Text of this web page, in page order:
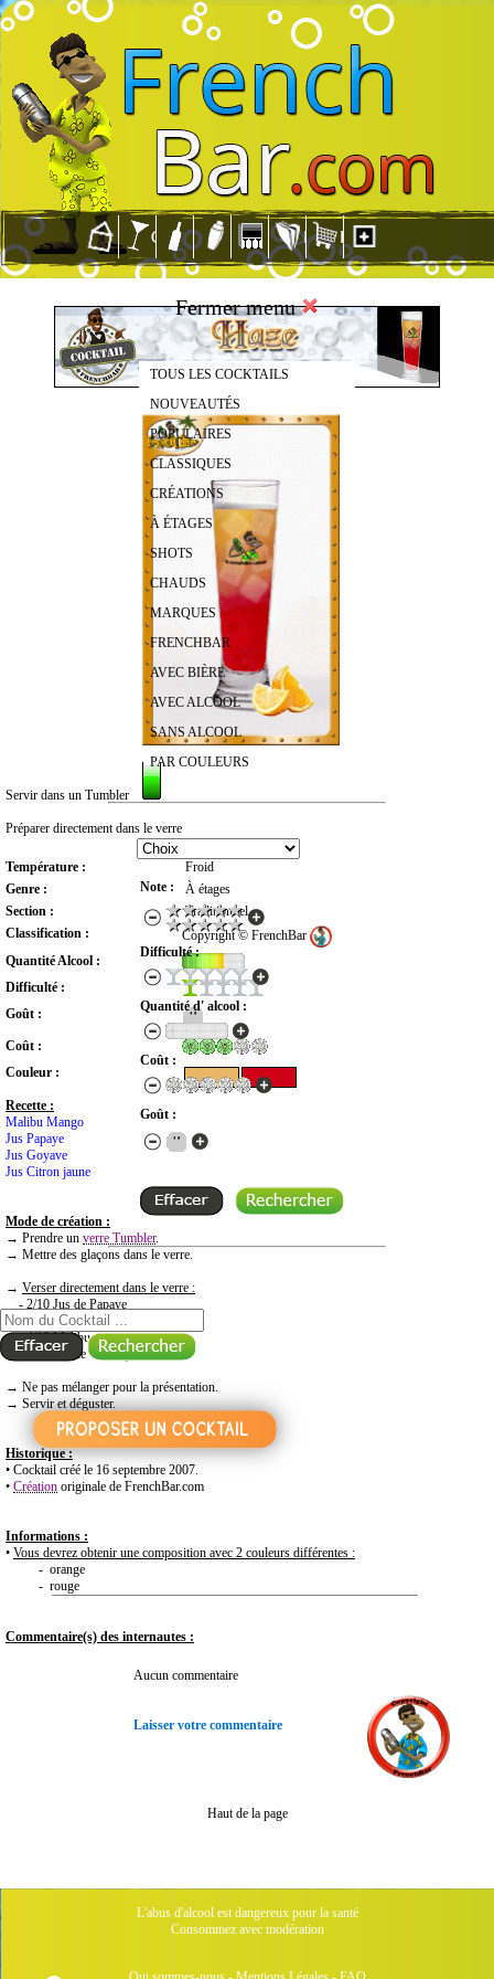
Fermer menu
TOUS LES COCKTAILS
NOUVEAUTÉS
POPULAIRES
CLASSIQUES
CRÉATIONS
À ÉTAGES
SHOTS
CHAUDS
MARQUES
FRENCHBAR
AVEC BIÈRE
AVEC ALCOOL
SANS ALCOOL
PAR COULEURS
Note :
Difficulté :
Quantité d' alcool :
Coût :
Goût :
Servir dans un Tumbler
Préparer directement dans le verre
Température :
Froid
Genre :
À étages
Section :
Traditionnel
Classification :
Copyright © FrenchBar
Quantité Alcool :
Difficulté :
Goût :
Coût :
Couleur :
Recette :
Malibu Mango
Jus Papaye
Jus Goyave
Jus Citron jaune
Mode de création :
→ Prendre un verre Tumbler.
→ Mettre des glaçons dans le verre.
→ Verser directement dans le verre :
- 2/10 Jus de Papaye
- 2/10 Jus de Goyave
- 4/10 Malibu
- 2/10 Jus de Citron jaune
→ Ne pas mélanger pour la présentation.
→ Servir et déguster.
Historique :
• Cocktail créé le 16 septembre 2007.
• Création originale de FrenchBar.com
Informations :
• Vous devrez obtenir une composition avec 2 couleurs différentes :
- orange
- rouge
Commentaire(s) des internautes :
Aucun commentaire
Laisser votre commentaire
Haut de la page
L'abus d'alcool est dangereux pour la santé
Consommez avec modération